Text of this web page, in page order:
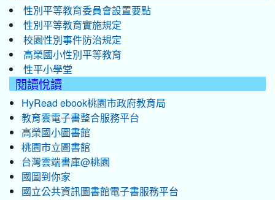
性別平等教育委員會設置要點
性別平等教育實施規定
校園性別事件防治規定
高榮國小性別平等教育
性平小學堂
閱讀悅讀
HyRead ebook桃園市政府教育局
教育雲電子書整合服務平台
高榮國小圖書館
桃園市立圖書館
台灣雲端書庫@桃園
國圖到你家
國立公共資訊圖書館電子書服務平台